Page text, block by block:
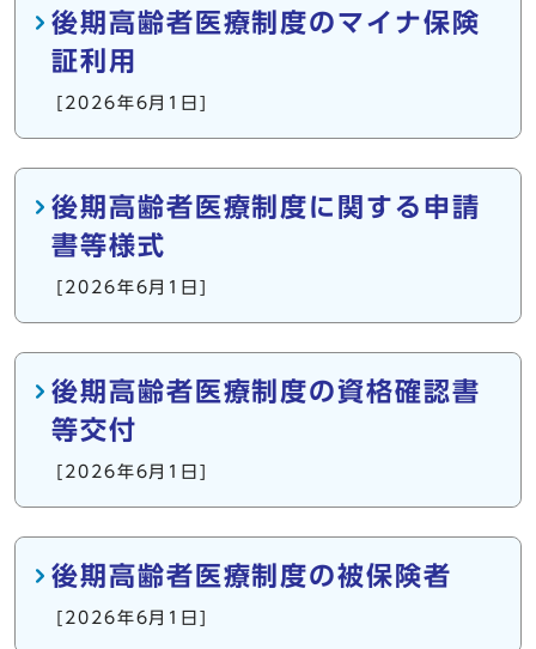
後期高齢者医療制度のマイナ保険
証利用
[2026年6月1日]
後期高齢者医療制度に関する申請
書等様式
[2026年6月1日]
後期高齢者医療制度の資格確認書
等交付
[2026年6月1日]
後期高齢者医療制度の被保険者
[2026年6月1日]